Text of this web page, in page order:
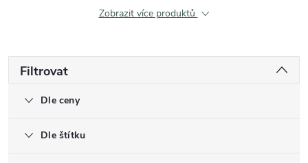
Zobrazit více produktů
Filtrovat
Dle ceny
Dle štítku